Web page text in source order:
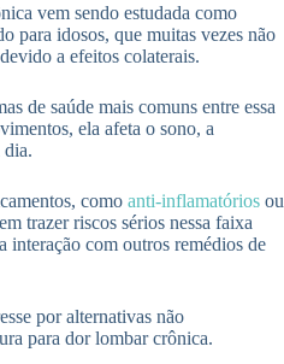
vem sendo estudada como
para idosos, que muitas vezes não
a efeitos colaterais.
de saúde mais comuns entre essa
ela afeta o sono, a
dia.
como anti-inflamatórios ou
trazer riscos sérios nessa faixa
interação com outros remédios de
por alternativas não
para dor lombar crônica.